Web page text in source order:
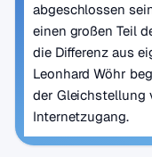
abgeschlossen
einen großen Teil
die Differenz aus
Leonhard Wöhr
der Gleichstellung
Internetzugang.